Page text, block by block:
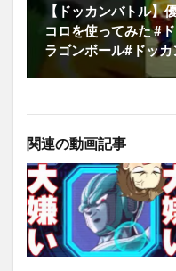
【ドッカンバトル】
コロを使ってみた #
ラゴンボール#ドッ
関連の動画記事